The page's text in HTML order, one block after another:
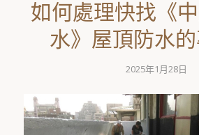
如何處理快找《
水》屋頂防水
2025年1月28日